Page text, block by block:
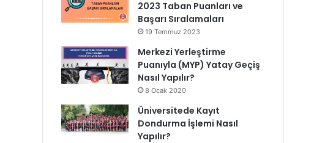
2023 Taban Puanları ve
Başarı Sıralamaları
19 Temmuz 2023
Merkezi Yerleştirme
Puanıyla (MYP) Yatay Geçiş
Nasıl Yapılır?
8 Ocak 2020
Üniversitede Kayıt
Dondurma İşlemi Nasıl
Yapılır?